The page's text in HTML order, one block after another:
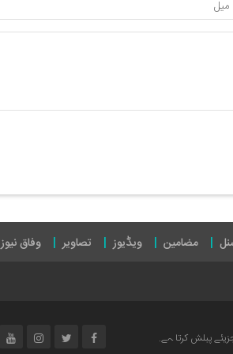
مضامین ویڈیوز تصاویر وفاق نیوز
پبلش کرتا ہے.